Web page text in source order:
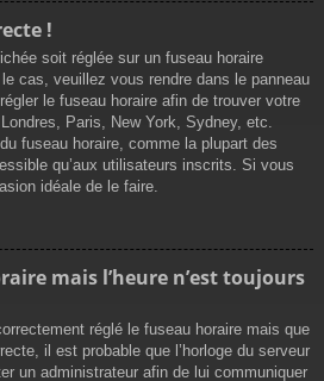
!
soit réglée sur un fuseau horaire
cas, veuillez vous rendre dans le panneau
le fuseau horaire afin de trouver votre
Paris, New York, Sydney, etc.
fuseau horaire, comme la plupart des
qu’aux utilisateurs inscrits. Si vous
idéale de le faire.
mais l’heure n’est toujours
réglé le fuseau horaire mais que
il est probable que l’horloge du serveur
un administrateur afin de lui communiquer